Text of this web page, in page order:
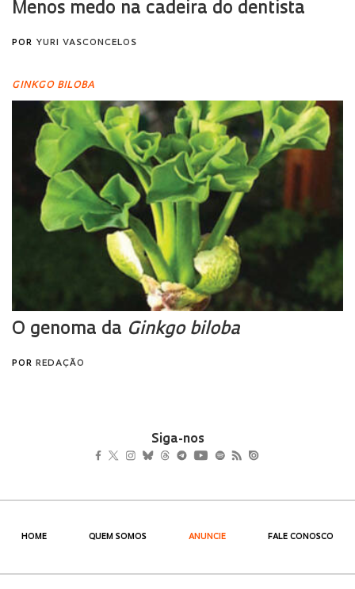
Siga-nos
HOME QUEM SOMOS ANUNCIE FALE CONOSCO